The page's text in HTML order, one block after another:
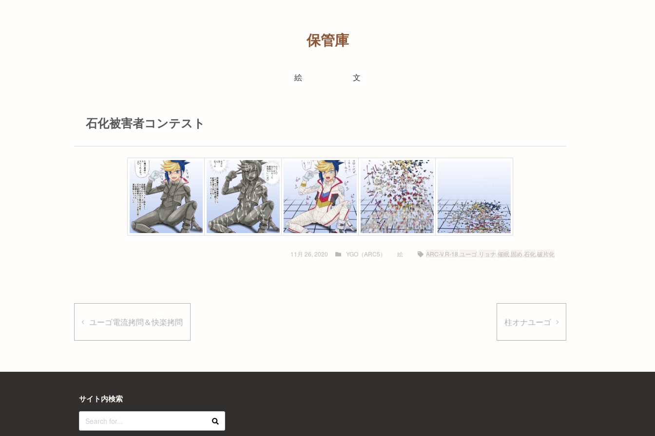
保管庫
絵 文
石化被害者コンテスト
11月 26, 2020 YGO（ARC5） 絵 ARC-V,R-18 ユーゴ リョナ 催眠 固め 石化破片化
ユーゴ電流拷問＆快楽拷問 柱オナユーゴ
サイト内検索